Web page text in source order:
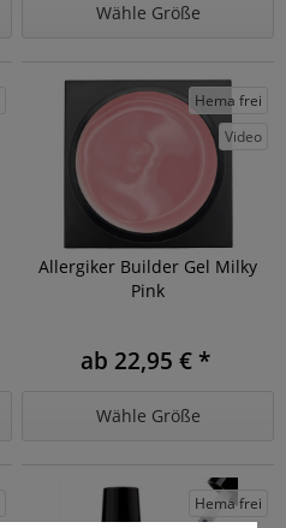
Wähle Größe
Hema frei
Video
Allergiker Builder Gel Milky
Pink
ab 22,95 € *
Wähle Größe
Hema frei